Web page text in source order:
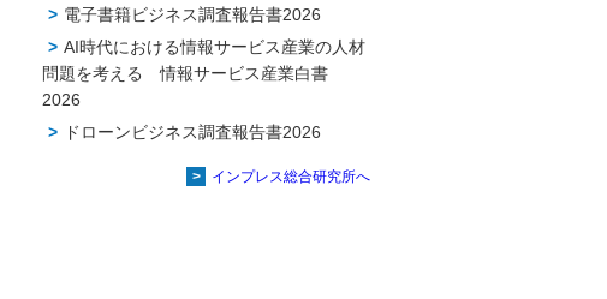
電子書籍ビジネス調査報告書2026
AI時代における情報サービス産業の⼈材
問題を考える 情報サービス産業⽩書
2026
ドローンビジネス調査報告書2026
インプレス総合研究所へ